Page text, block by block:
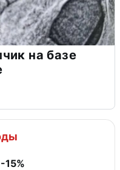
на базе
15%